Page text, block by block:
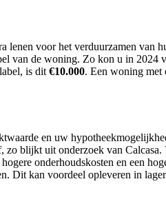
lenen voor het verduurzamen
van de woning. Zo kon u in 2024
is dit €10.000. Een woning met
en uw
blijkt uit onderzoek van
onderhoudskosten en een
kan voordeel opleveren in